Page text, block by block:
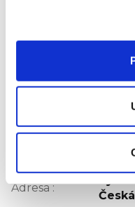
Složení: jablečné
Buďte první, kdo
Pouze
Adresa: